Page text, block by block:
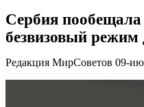
Сербия пообещала
безвизовый режим
Редакция МирСоветов 09-